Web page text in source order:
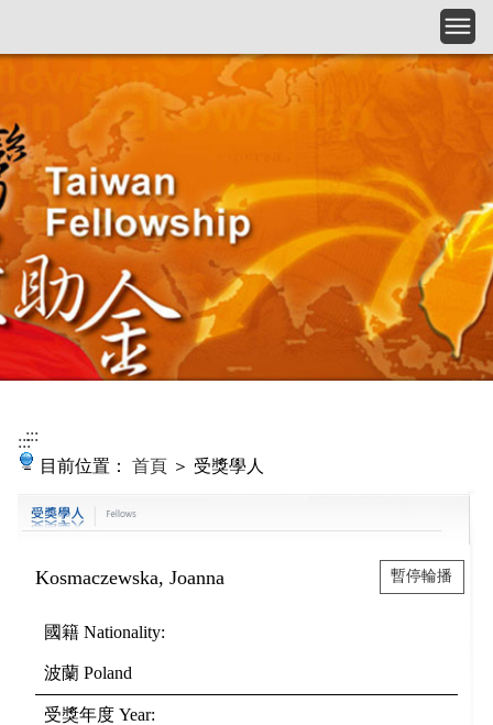
::::::
目前位置： 首頁 ＞ 受獎學人
Kosmaczewska, Joanna
國籍 Nationality:
波蘭 Poland
受獎年度 Year:
暫停輪播